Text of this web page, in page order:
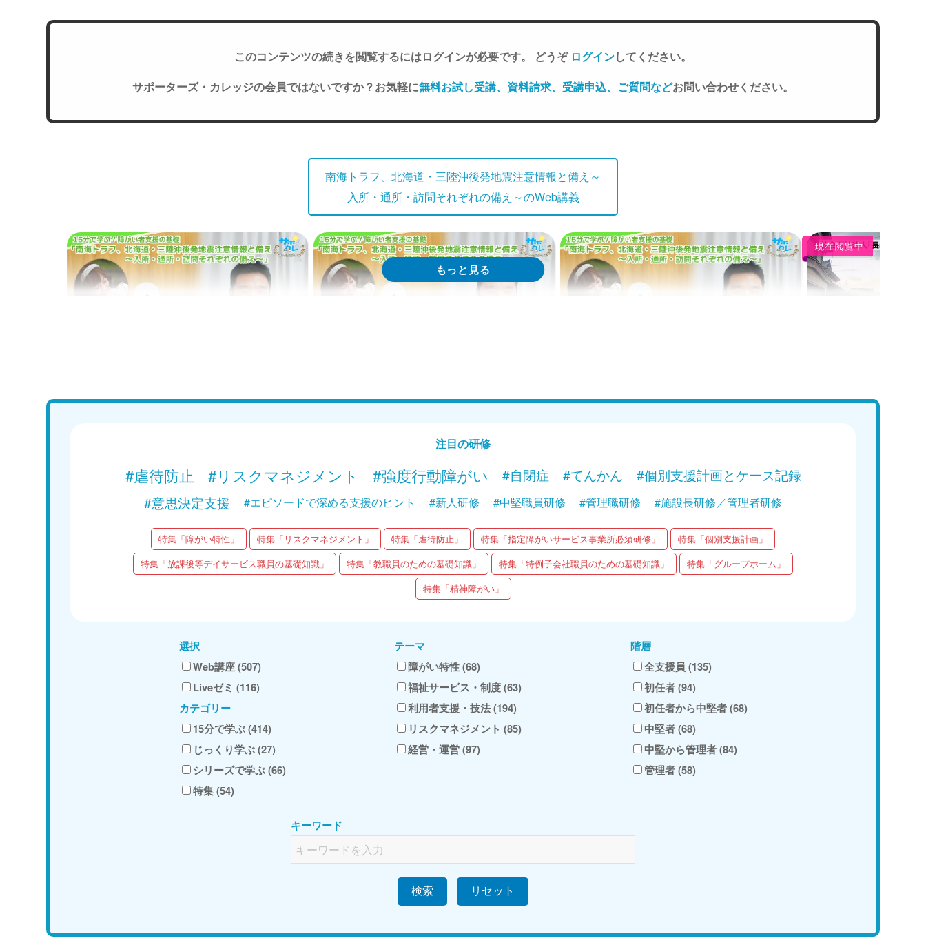
このコンテンツの続きを閲覧するにはログインが必要です。 どうぞ ログインしてください。
サポーターズ・カレッジの会員ではないですか？お気軽に無料お試し受講、資料請求、受講申込、ご質問などお問い合わせください。
南海トラフ、北海道・三陸沖後発地震注意情報と備え～
入所・通所・訪問それぞれの備え～のWeb講義
「南海トラフ、北海道・三陸沖後発地震に
「入所施設での備え」
Web講義を視聴する
「在宅（通所系・訪問系）での備え」
現在閲覧中
家屋、迫る津波 ド
注目の研修
#虐待防止 #リスクマネジメント #強度行動障がい #自閉症 #てんかん
#個別支援計画とケース記録
#意思決定支援
#エピソードで深める支援のヒント #新人研修 #中堅職員研修 #管理職研修 #施設長研修／管理者研修
特集「障がい特性」 特集「リスクマネジメント」 特集「虐待防止」 特集「指定障がいサービス事業所必須研修」
特集「個別支援計画」
特集「放課後等デイサービス職員の基礎知識」
特集「教職員のための基礎知識」 特集「特例子会社職員のための基礎知識」
特集「グループホーム」
特集「精神障がい」
選択
Web講座 (507)
Liveゼミ (116)
カテゴリー
15分で学ぶ (414)
じっくり学ぶ (27)
シリーズで学ぶ (66)
特集 (54)
テーマ
障がい特性 (68)
福祉サービス・制度 (63)
利用者支援・技法 (194)
リスクマネジメント (85)
経営・運営 (97)
階層
全支援員 (135)
初任者 (94)
初任者から中堅者 (68)
中堅者 (68)
中堅から管理者 (84)
管理者 (58)
キーワード
検索